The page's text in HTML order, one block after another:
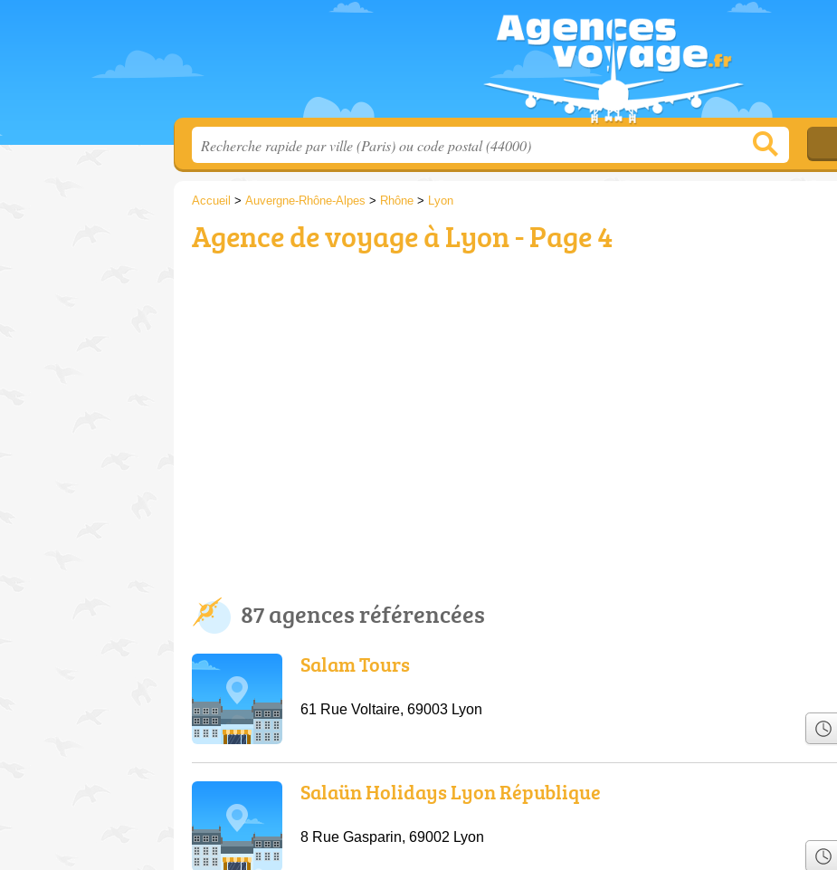
Accueil > Auvergne-Rhône-Alpes > Rhône > Lyon
Agence de voyage à Lyon - Page 4
87 agences référencées
Salam Tours
61 Rue Voltaire, 69003 Lyon
Salaün Holidays Lyon République
8 Rue Gasparin, 69002 Lyon